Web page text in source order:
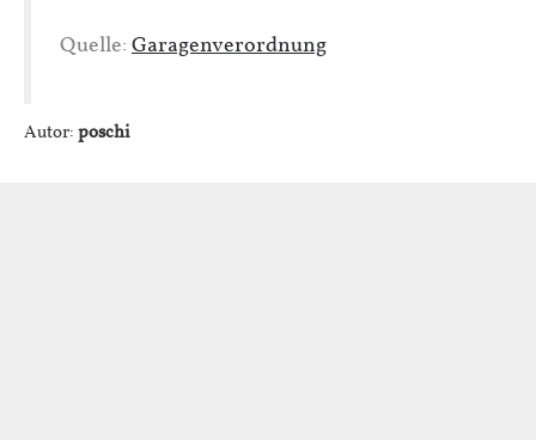
Quelle: Garagenverordnung
Autor:poschi